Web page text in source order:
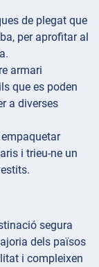
de plegat que
per aprofitar al
armari
que es poden
a diverses
i trieu-ne un
segura
dels països
i compleixen